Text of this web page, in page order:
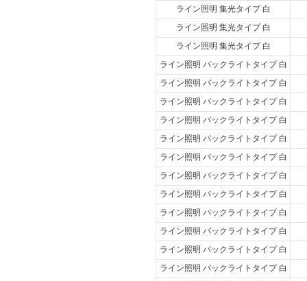
ライン照明 集光タイプ 白
ライン照明 集光タイプ 白
ライン照明 集光タイプ 白
ライン照明 バックライトタイプ 白
ライン照明 バックライトタイプ 白
ライン照明 バックライトタイプ 白
ライン照明 バックライトタイプ 白
ライン照明 バックライトタイプ 白
ライン照明 バックライトタイプ 白
ライン照明 バックライトタイプ 白
ライン照明 バックライトタイプ 白
ライン照明 バックライトタイプ 白
ライン照明 バックライトタイプ 白
ライン照明 バックライトタイプ 白
ライン照明 バックライトタイプ 白